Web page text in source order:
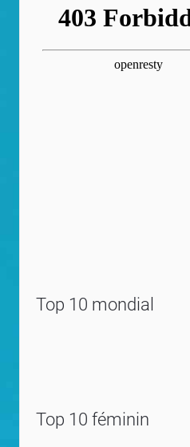
Top 10 mondial
Top 10 féminin